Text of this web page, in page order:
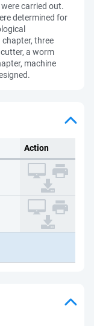
carried out.
determined for
three
a worm
machine
Action